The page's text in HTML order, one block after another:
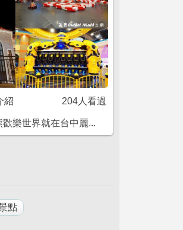
紹 204人看過
樂世界就在台中麗...
點